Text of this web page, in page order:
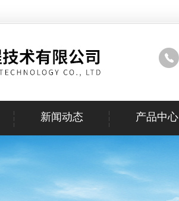
新闻动态 产品中心